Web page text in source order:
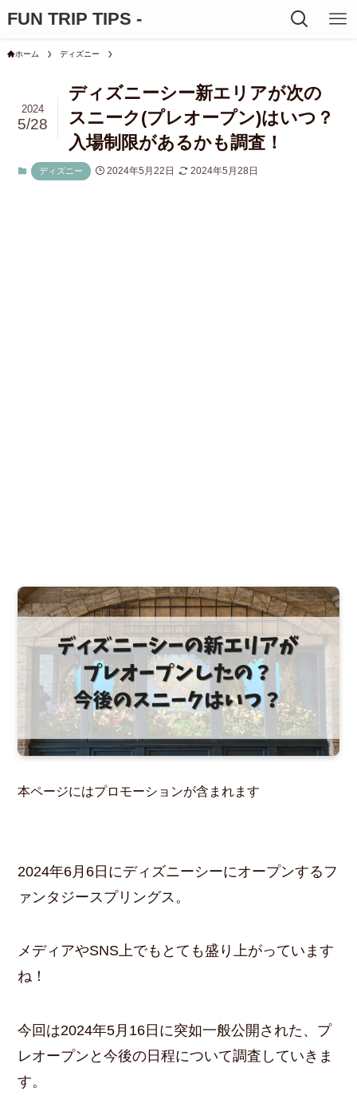
FUN TRIP TIPS -
ホーム ディズニー
ディズニーシー新エリアが次の
スニーク(プレオープン)はいつ？
入場制限があるかも調査！
2024
5/28
ディズニー 2024年5月22日 2024年5月28日
本ページにはプロモーションが含まれます
2024年6月6日にディズニーシーにオープンするフ
ァンタジースプリングス。
メディアやSNS上でもとても盛り上がっています
ね！
今回は2024年5月16日に突如一般公開された、プ
レオープンと今後の日程について調査していきま
す。